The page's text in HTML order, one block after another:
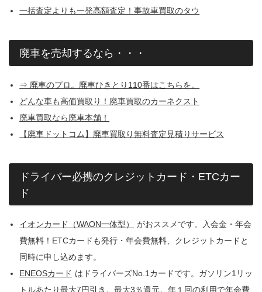
一括査定よりも一発高額査定！事故車買取のタウ
廃車を売却するなら・・・
⇒ 廃車のプロ。廃車ひきとり110番はこちらを。
どんな車も高価買取り！廃車買取のカーネクスト
廃車買取なら廃車本舗！
【廃車ドットコム】廃車買取り無料査定見積りサービス
ドライバー必携のクレジットカード・ETCカー
ド
イオンカード（WAON一体型）
がおススメです。入会金・年会
費無料！ETCカードも発行・年会費無料、クレジットカードと
同時に申し込めます。
ENEOSカード はドライバーズNo.1カードです。ガソリン1リッ
トルあたり最大7円引き。最大3％還元。年１回の利用で年会費